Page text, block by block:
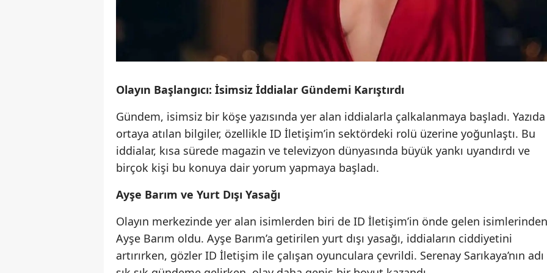
Olayın Başlangıcı: İsimsiz İddialar Gündemi Karıştırdı
Gündem, isimsiz bir köşe yazısında yer alan iddialarla çalkalanmaya başladı. Yazıda
ortaya atılan bilgiler, özellikle ID İletişim’in sektördeki rolü üzerine yoğunlaştı. Bu
iddialar, kısa sürede magazin ve televizyon dünyasında büyük yankı uyandırdı ve
birçok kişi bu konuya dair yorum yapmaya başladı.
Ayşe Barım ve Yurt Dışı Yasağı
Olayın merkezinde yer alan isimlerden biri de ID İletişim’in önde gelen isimlerinden
Ayşe Barım oldu. Ayşe Barım’a getirilen yurt dışı yasağı, iddiaların ciddiyetini
artırırken, gözler ID İletişim ile çalışan oyunculara çevrildi. Serenay Sarıkaya’nın adı